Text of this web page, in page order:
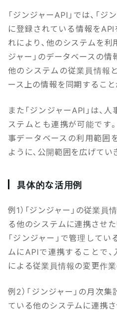
「ジンジャーAPI」では、「
に登録されている情報を
れにより、他のシステムを利
ジャー」のデータベースの情
他のシステムの従業員情報
ース上の情報を同期すること
また「ジンジャーAPI」は、
ステムとも連携が可能です
事データベースの利用範囲
ように、公開範囲を広げてい
具体的な活用例
例1）「ジンジャー」の従業
る他のシステムに連携させ
「ジンジャー」で管理して
ムにAPIで連携することで、
による従業員情報の変更作
例2）「ジンジャー」の月次
ている他のシステムに連携